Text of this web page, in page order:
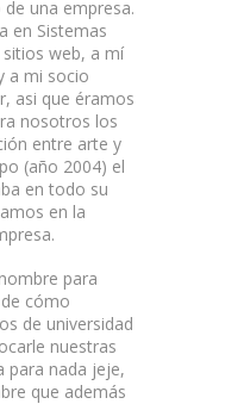
una empresa.
en Sistemas
web, a mí
a mi socio
asi que éramos
nosotros los
entre arte y
(año 2004) el
en todo su
en la
para
cómo
de universidad
nuestras
para nada jeje,
que además